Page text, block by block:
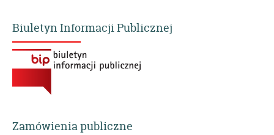
Biuletyn Informacji Publicznej
Zamówienia publiczne